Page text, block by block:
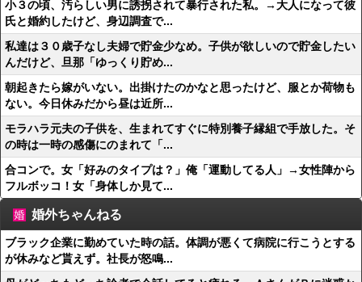
小３の頃、汚らしい男に誘拐されて暴行された私。→大人になって彼
氏と婚約したけど、身辺調査で...
私達は３０歳子なし夫婦で貯金少なめ。子供が欲しいので貯金したい
んだけど、旦那「ゆっくり貯め...
朝起きたら嫁がいない。出掛けたのかなと思ったけど、服とか荷物も
ない。今日休みだから昼は近所...
モラハラ元夫の子供を、生まれてすぐに特別養子縁組で手放した。そ
の時は一時の感傷にのまれて「...
合コンで。女「好みのタイプは？」俺「運動してる人」→女性陣から
フルボッコ！女「身体しか見て...
婚外ちゃんねる
ブラック企業に勤めていた時の話。体調が悪くて病院に行こうとする
が休みなど貰えず。社長が怒鳴...